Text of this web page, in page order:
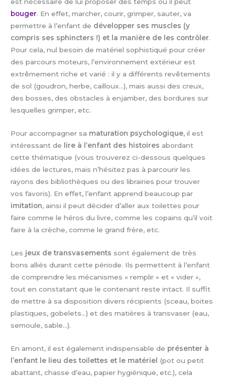
bouger. En effet, marcher, courir, grimper, sauter, va
permettre à l’enfant de développer ses muscles (y
compris ses sphincters !) et la manière de les contrôler.
Pour cela, nul besoin de matériel sophistiqué pour créer
des parcours moteurs, l’environnement extérieur est
extrêmement riche et varié : il y a différents revêtements
de sol (goudron, herbe, cailloux…), mais aussi des creux,
des bosses, des obstacles à enjamber, des bordures sur
lesquelles grimper, etc.
Pour accompagner sa maturation psychologique, il est
intéressant de
lire à l’enfant des histoires abordant
cette thématique (vous trouverez ci-dessous quelques
idées de lectures, mais n’hésitez pas à parcourir les
rayons des bibliothèques ou des librairies pour trouver
vos favoris). En effet, l’enfant apprend beaucoup par
imitation, ainsi il peut décider d’aller aux toilettes pour
faire comme le héros du livre, comme les copains qu’il voit
faire à la crèche, comme le grand frère, etc.
Les jeux de transvasements sont également de très
bons alliés durant cette période. Ils permettent à l’enfant
de comprendre les mécanismes « remplir » et « vider »,
tout en constatant que le contenant reste intact. Il suffit
de mettre à sa disposition divers récipients (sceau, boites
plastiques, gobelets…) et des matières à transvaser (eau,
semoule, sable…).
En amont, il est également indispensable de présenter à
l’enfant le lieu des toilettes et le matériel (pot ou petit
abattant, chasse d’eau, papier hygiénique, etc.), cela